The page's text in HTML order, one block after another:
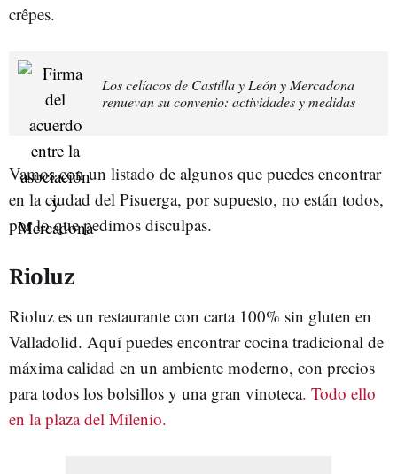
crêpes.
Los celíacos de Castilla y León y Mercadona
renuevan su convenio: actividades y medidas
Vamos con un listado de algunos que puedes encontrar
en la ciudad del Pisuerga, por supuesto, no están todos,
por lo que pedimos disculpas.
Rioluz
Rioluz es un restaurante con carta 100% sin gluten en
Valladolid. Aquí puedes encontrar cocina tradicional de
máxima calidad en un ambiente moderno, con precios
para todos los bolsillos y una gran vinoteca. Todo ello
en la plaza del Milenio.